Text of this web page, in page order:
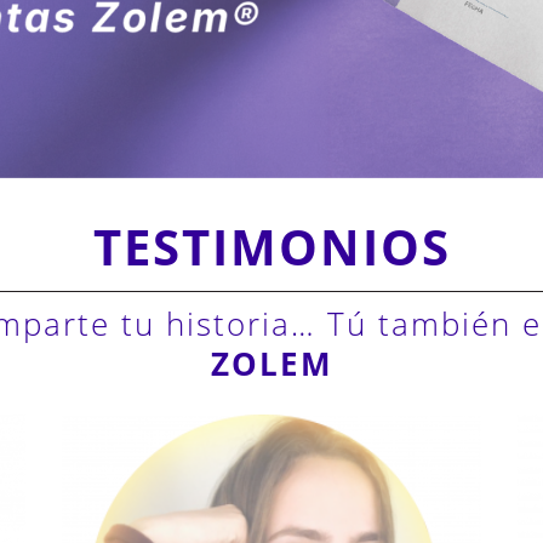
TESTIMONIOS
tu historia… Tú también
ZOLEM